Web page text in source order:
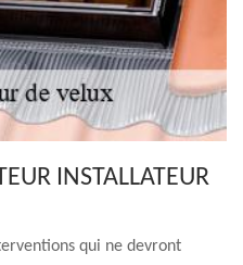
INSTALLATEUR
qui ne devront